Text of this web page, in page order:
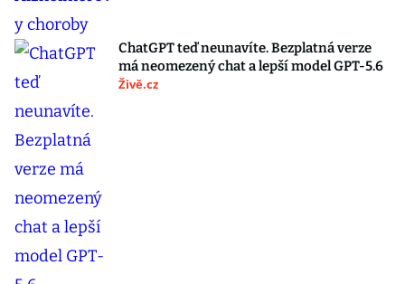
ChatGPT teď neunavíte. Bezplatná verze
má neomezený chat a lepší model GPT-5.6
Živě.cz